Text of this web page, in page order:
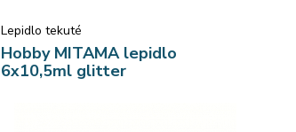
Lepidlo tekuté
Hobby MITAMA lepidlo
6x10,5ml glitter